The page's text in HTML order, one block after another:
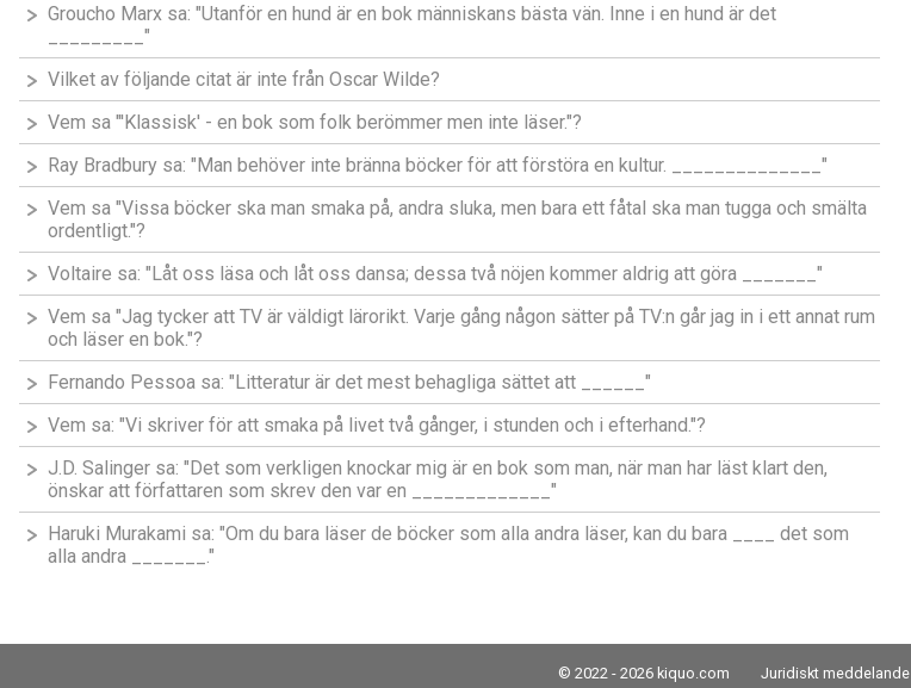
Groucho Marx sa: "Utanför en hund är en bok människans bästa vän. Inne i en hund är det
_________"
Vilket av följande citat är inte från Oscar Wilde?
Vem sa "′Klassisk′ - en bok som folk berömmer men inte läser."?
Ray Bradbury sa: "Man behöver inte bränna böcker för att förstöra en kultur. ______________"
Vem sa "Vissa böcker ska man smaka på, andra sluka, men bara ett fåtal ska man tugga och smälta
ordentligt."?
Voltaire sa: "Låt oss läsa och låt oss dansa; dessa två nöjen kommer aldrig att göra _______"
Vem sa "Jag tycker att TV är väldigt lärorikt. Varje gång någon sätter på TV:n går jag in i ett annat rum
och läser en bok."?
Fernando Pessoa sa: "Litteratur är det mest behagliga sättet att ______"
Vem sa: "Vi skriver för att smaka på livet två gånger, i stunden och i efterhand."?
J.D. Salinger sa: "Det som verkligen knockar mig är en bok som man, när man har läst klart den,
önskar att författaren som skrev den var en _____________"
Haruki Murakami sa: "Om du bara läser de böcker som alla andra läser, kan du bara ____ det som
alla andra _______."
© 2022 - 2026 kiquo.com Juridiskt meddelande